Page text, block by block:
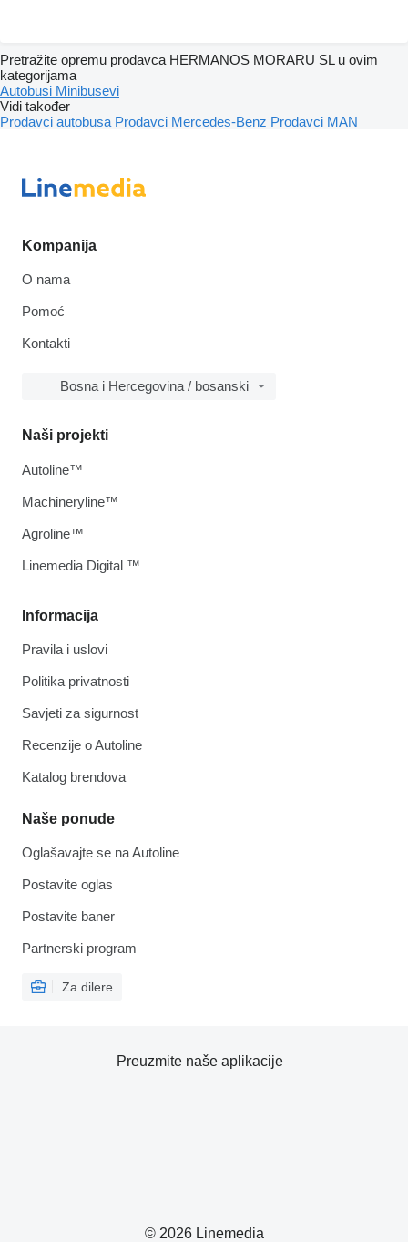
Pretražite opremu prodavca HERMANOS MORARU SL u ovim
kategorijama
Autobusi Minibusevi
Vidi također
Prodavci autobusa Prodavci Mercedes-Benz Prodavci MAN
Kompanija
O nama
Pomoć
Kontakti
Bosna i Hercegovina / bosanski
Informacija
Pravila i uslovi
Politika privatnosti
Savjeti za sigurnost
Recenzije o Autoline
Katalog brendova
Naše ponude
Oglašavajte se na Autoline
Postavite oglas
Postavite baner
Partnerski program
Za dilere
Naši projekti
Autoline™
Machineryline™
Agroline™
Linemedia Digital ™
© 2026 Linemedia
Preuzmite naše aplikacije